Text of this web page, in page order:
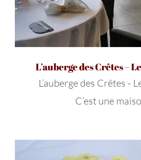
L’auberge des Crêtes –
L’auberge des Crêtes -
C’est une